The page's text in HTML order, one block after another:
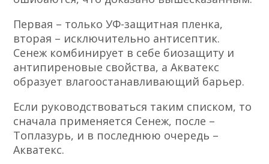
Первая – только УФ-защитная пленка,
вторая – исключительно антисептик.
Сенеж комбинирует в себе биозащиту и
антипиреновые свойства, а Акватекс
образует влагоостанавливающий барьер.
Если руководствоваться таким списком, то
сначала применяется Сенеж, после –
Топлазурь, и в последнюю очередь –
Акватекс.